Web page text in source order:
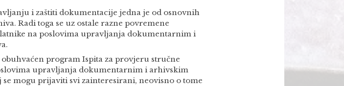
i zaštiti dokumentacije jedna je od osnovnih
Radi toga se uz ostale razne povremene
na poslovima upravljanja dokumentarnim i
program Ispita za provjeru stručne
upravljanja dokumentarnim i arhivskim
se mogu prijaviti svi zainteresirani, neovisno o tome